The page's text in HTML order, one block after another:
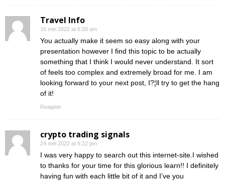
Travel Info
16 mei 2022 at 6:20 am
You actually make it seem so easy along with your
presentation however I find this topic to be actually
something that I think I would never understand. It sort
of feels too complex and extremely broad for me. I am
looking forward to your next post, I?¦ll try to get the hang
of it!
Reageer
crypto trading signals
24 mei 2022 at 6:22 pm
I was very happy to search out this internet-site.I wished
to thanks for your time for this glorious learn!! I definitely
having fun with each little bit of it and I’ve you